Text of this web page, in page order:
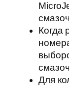
Когда
Для